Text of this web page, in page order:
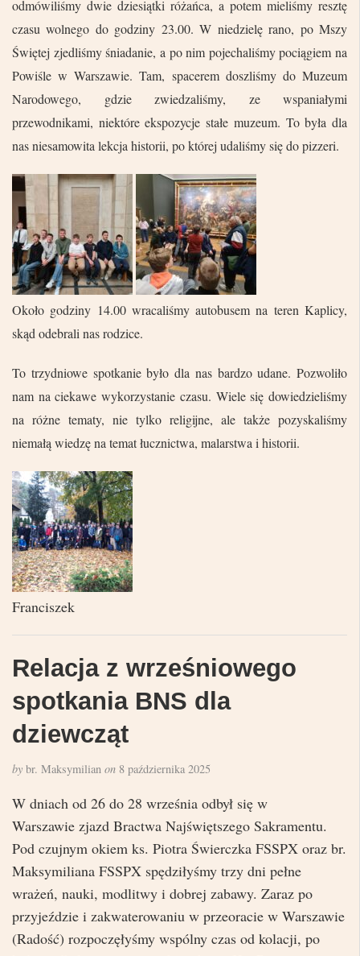
odmówiliśmy dwie dziesiątki różańca, a potem mieliśmy resztę
czasu wolnego do godziny 23.00. W niedzielę rano, po Mszy
Świętej zjedliśmy śniadanie, a po nim pojechaliśmy pociągiem na
Powiśle w Warszawie. Tam, spacerem doszliśmy do Muzeum
Narodowego, gdzie zwiedzaliśmy, ze wspaniałymi
przewodnikami, niektóre ekspozycje stałe muzeum. To była dla
nas niesamowita lekcja historii, po której udaliśmy się do pizzeri.
Około godziny 14.00 wracaliśmy autobusem na teren Kaplicy,
skąd odebrali nas rodzice.
To trzydniowe spotkanie było dla nas bardzo udane. Pozwoliło
nam na ciekawe wykorzystanie czasu. Wiele się dowiedzieliśmy
na różne tematy, nie tylko religijne, ale także pozyskaliśmy
niemałą wiedzę na temat łucznictwa, malarstwa i historii.
Franciszek
Relacja z wrześniowego
spotkania BNS dla
dziewcząt
by br. Maksymilian on 8 października 2025
W dniach od 26 do 28 września odbył się w
Warszawie zjazd Bractwa Najświętszego Sakramentu.
Pod czujnym okiem ks. Piotra Świerczka FSSPX oraz br.
Maksymiliana FSSPX spędziłyśmy trzy dni pełne
wrażeń, nauki, modlitwy i dobrej zabawy. Zaraz po
przyjeździe i zakwaterowaniu w przeoracie w Warszawie
(Radość) rozpoczęłyśmy wspólny czas od kolacji, po